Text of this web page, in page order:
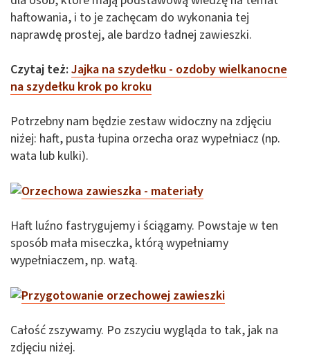
haftowania, i to je zachęcam do wykonania tej
naprawdę prostej, ale bardzo ładnej zawieszki.
Czytaj też:Jajka na szydełku - ozdoby wielkanocne
na szydełku krok po kroku
Potrzebny nam będzie zestaw widoczny na zdjęciu
niżej: haft, pusta łupina orzecha oraz wypełniacz (np.
wata lub kulki).
Haft luźno fastrygujemy i ściągamy. Powstaje w ten
sposób mała miseczka, którą wypełniamy
wypełniaczem, np. watą.
Całość zszywamy. Po zszyciu wygląda to tak, jak na
zdjęciu niżej.